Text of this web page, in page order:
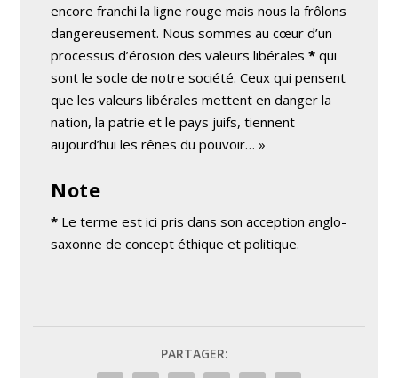
encore franchi la ligne rouge mais nous la frôlons
dangereusement. Nous sommes au cœur d’un
processus d’érosion des valeurs libérales* qui
sont le socle de notre société. Ceux qui pensent
que les valeurs libérales mettent en danger la
nation, la patrie et le pays juifs, tiennent
aujourd’hui les rênes du pouvoir… »
Note
* Le terme est ici pris dans son acception anglo-
saxonne de concept éthique et politique.
PARTAGER: